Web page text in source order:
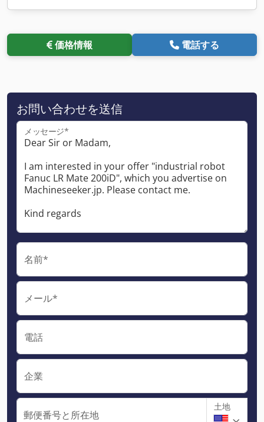
価格情報 電話する
お問い合わせを送信
メッセージ*
名前*
メール*
電話
企業
郵便番号と所在地
土地